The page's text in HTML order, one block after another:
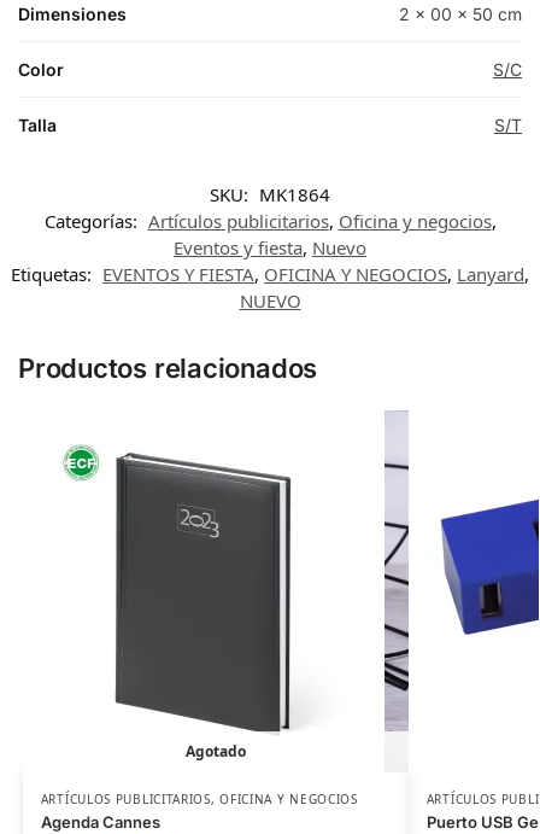
Dimensiones 2 × 00 × 50 cm
Color S/C
Talla S/T
SKU: MK1864
Categorías: Artículos publicitarios, Oficina y negocios,
Eventos y fiesta, Nuevo
Etiquetas: EVENTOS Y FIESTA, OFICINA Y NEGOCIOS, Lanyard,
NUEVO
Productos relacionados
Agotado
ARTÍCULOS PUBLICITARIOS,OFICINA Y NEGOCIOS
Agenda Cannes
ARTÍCULOS
Puerto USB